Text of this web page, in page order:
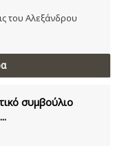
του Αλεξάνδρου
συμβούλιο